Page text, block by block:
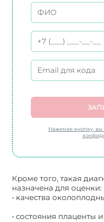
Нажимая кнопку, вы
Кроме того, такая
назначена для оценки:
• качества
• состояния плаценты